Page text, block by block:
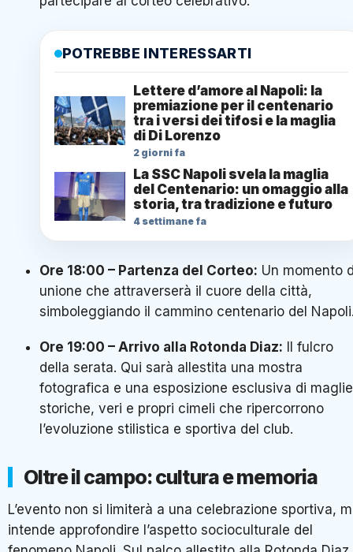
POTREBBE INTERESSARTI
Lettere d’amore al Napoli: la
premiazione per il centenario
tra i versi dei tifosi e la maglia
di Di Lorenzo
2 giorni fa
La SSC Napoli svela la maglia
del Centenario: un omaggio alla
storia, tra tradizione e futuro
4 settimane fa
Ore 18:00 – Partenza del Corteo: Un momento
unione che attraverserà il cuore della città,
simboleggiando il cammino centenario del
Ore 19:00 – Arrivo alla Rotonda Diaz: Il fulcro
della serata. Qui sarà allestita una mostra
fotografica e una esposizione esclusiva di maglie
storiche, veri e propri cimeli che ripercorrono
l’evoluzione stilistica e sportiva del club.
Oltre il campo: cultura e memoria
L’evento non si limiterà a una celebrazione sportiva,
intende approfondire l’aspetto socioculturale del